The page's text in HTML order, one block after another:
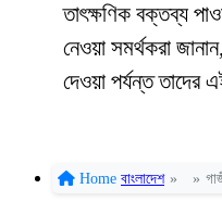
তাৎক্ষণিক বক্তব্য
নেওয়া সমর্থকরা
দেওয়া পর্যন্ত তাদের
Home বাংলাদেশ » »